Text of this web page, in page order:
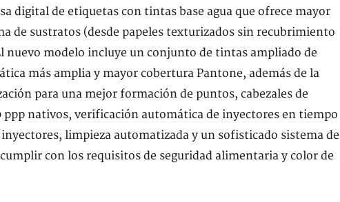
digital de etiquetas con tintas base agua que ofrece mayor
de sustratos (desde papeles texturizados sin recubrimiento
nuevo modelo incluye un conjunto de tintas ampliado de
más amplia y mayor cobertura Pantone, además de la
para una mejor formación de puntos, cabezales de
ppp nativos, verificación automática de inyectores en tiempo
limpieza automatizada y un sofisticado sistema de
con los requisitos de seguridad alimentaria y color de